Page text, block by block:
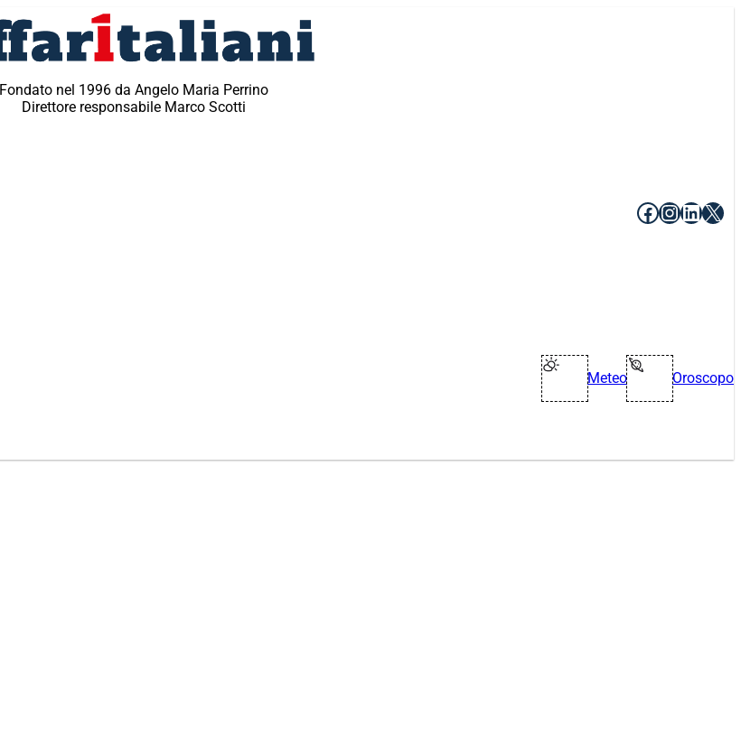
Fondato nel 1996 da Angelo Maria Perrino
Direttore responsabile Marco Scotti
Facebook
X
Meteo Oroscopo